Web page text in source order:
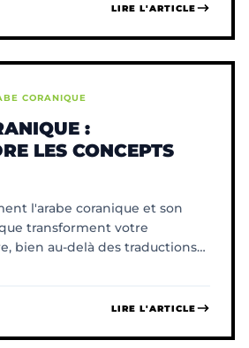
LIRE L'ARTICLE
CORANIQUE
:
LES CONCEPTS
l'arabe coranique et son
transforment votre
bien au-delà des traductions
LIRE L'ARTICLE